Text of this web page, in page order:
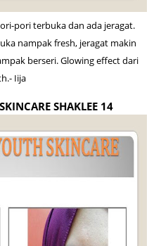
pori terbuka dan ada jeragat.
nampak fresh, jeragat makin
berseri. Glowing effect dari
Iija
SHAKLEE 14